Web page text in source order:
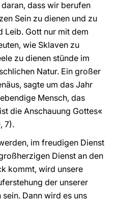
dass wir berufen
Sein zu dienen und zu
Leib. Gott nur mit dem
wie Sklaven zu
zu dienen stünde im
Natur. Ein großer
sagte um das Jahr
Mensch, das
die Anschauung Gottes«
7).
im freudigen Dienst
Dienst an den
kommt, wird unsere
der unserer
Dann wird es uns